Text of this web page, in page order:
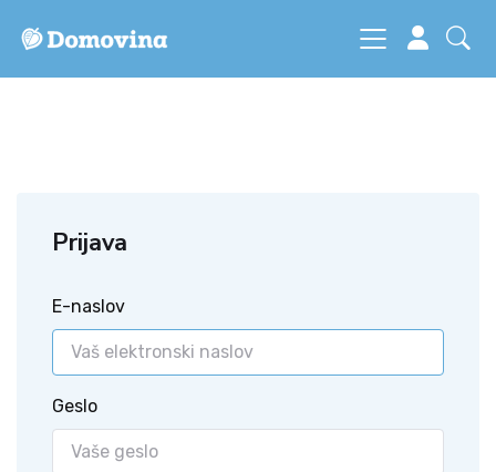
Prijava
E-naslov
Geslo